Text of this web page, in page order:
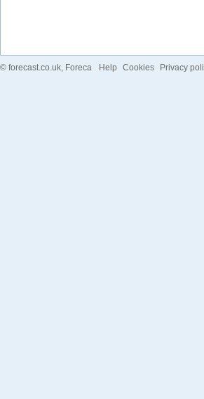
© forecast.co.uk, Foreca Help Cookies Privacy